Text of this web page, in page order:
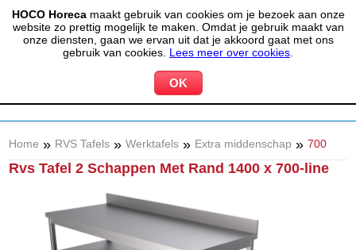
HOCO Horecamaakt gebruik van cookies om je bezoek aan onze
website zo prettig mogelijk te maken. Omdat je gebruik maakt van
onze diensten, gaan we ervan uit dat je akkoord gaat met ons
gebruik van cookies. Lees meer over cookies
(020) 497 6325 info@hocohoreca.nl
MIJN ACCOUNT 0 WINKELWAGEN
Home » RVS Tafels » Werktafels » Extra middenschap » 700
Rvs Tafel 2 Schappen Met Rand 1400 x 700-line